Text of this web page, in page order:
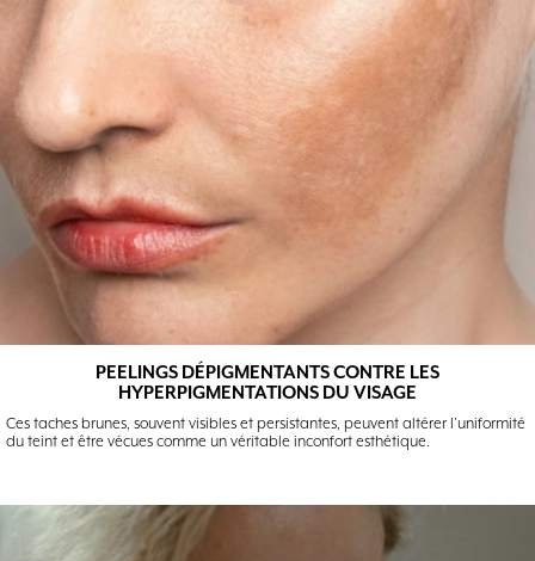
PEELINGS DÉPIGMENTANTS CONTRE LES
HYPERPIGMENTATIONS DU VISAGE
Ces taches brunes, souvent visibles et persistantes, peuvent altérer l’uniformité
du teint et être vécues comme un véritable inconfort esthétique.